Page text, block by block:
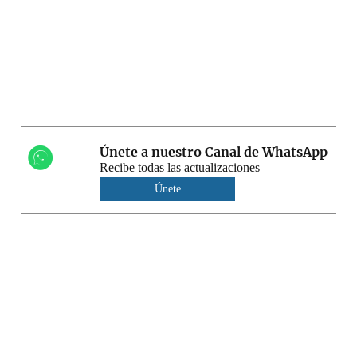
Únete a nuestro Canal de WhatsApp
Recibe todas las actualizaciones
Únete